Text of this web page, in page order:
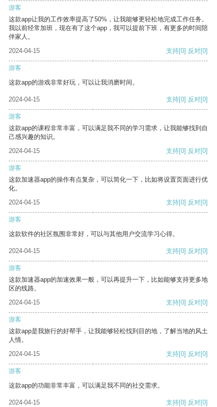
游客
这款app让我的工作效率提高了50%，让我能够更轻松地完成工作任务。
我以前经常加班，现在有了这个app，我可以提前下班，有更多的时间陪
伴家人。
2024-04-15
支持[0] 反对[0]
游客
这款app的游戏非常好玩，可以让我消磨时间。
2024-04-15 支持[0] 反对[0]
游客
这款app的课程非常丰富，可以满足我不同的学习需求，让我能够找到自
己感兴趣的知识。
2024-04-15
支持[0] 反对[0]
游客
这款加速器app的操作有点复杂，可以简化一下，比如将设置页面进行优
化。
2024-04-15
支持[0] 反对[0]
游客
这款软件的社区氛围非常好，可以与其他用户交流学习心得。
2024-04-15 支持[0] 反对[0]
游客
这款加速器app的加速效果一般，可以再提升一下，比如能够支持更多地
区的线路。
2024-04-15
支持[0] 反对[0]
游客
这款app是我旅行的好帮手，让我能够轻松找到目的地，了解当地的风土
人情。
2024-04-15
支持[0] 反对[0]
游客
这款app的功能非常丰富，可以满足我不同的社交需求。
2024-04-15 支持[0] 反对[0]